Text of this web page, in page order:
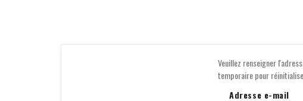
Veuillez renseigner
temporaire pour
Adresse e-mail